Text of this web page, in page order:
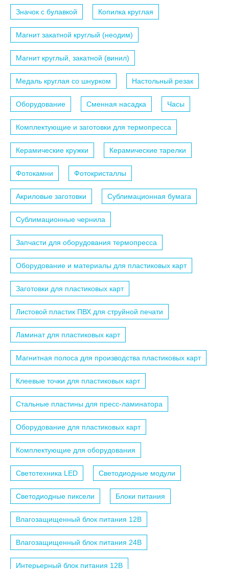
Значок с булавкой Копилка круглая
Магнит закатной круглый (неодим)
Магнит круглый, закатной (винил)
Медаль круглая со шнурком Настольный резак
Оборудование Сменная насадка Часы
Комплектующие и заготовки для термопресса
Керамические кружки Керамические тарелки
Фотокамни Фотокристаллы
Акриловые заготовки Сублимационная бумага
Сублимационные чернила
Запчасти для оборудования термопресса
Оборудование и материалы для пластиковых карт
Заготовки для пластиковых карт
Листовой пластик ПВХ для струйной печати
Ламинат для пластиковых карт
Магнитная полоса для производства пластиковых карт
Клеевые точки для пластиковых карт
Стальные пластины для пресс-ламинатора
Оборудование для пластиковых карт
Комплектующие для оборудования
Светотехника LED Светодиодные модули
Светодиодные пиксели Блоки питания
Влагозащищенный блок питания 12B
Влагозащищенный блок питания 24B
Интерьерный блок питания 12B